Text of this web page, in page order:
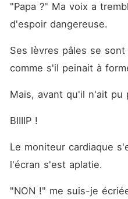
"Papa ?" Ma voix a
d'espoir dangereuse.
Ses lèvres pâles se
comme s'il peinait à
Mais, avant qu'il n'ait pu
BIIIIP !
Le moniteur cardiaque
l'écran s'est aplatie.
"NON !" me suis-je